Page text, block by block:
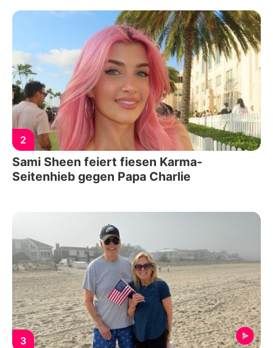
2
Sami Sheen feiert fiesen Karma-
Seitenhieb gegen Papa Charlie
3